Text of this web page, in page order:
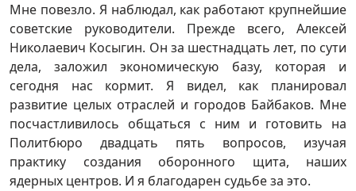
Мне повезло. Я наблюдал, как работают крупнейшие
советские руководители. Прежде всего, Алексей
Николаевич Косыгин. Он за шестнадцать лет, по сути
дела, заложил экономическую базу, которая и
сегодня нас кормит. Я видел, как планировал
развитие целых отраслей и городов Байбаков. Мне
посчастливилось общаться с ним и готовить на
Политбюро двадцать пять вопросов, изучая
практику создания оборонного щита, наших
ядерных центров. И я благодарен судьбе за это.